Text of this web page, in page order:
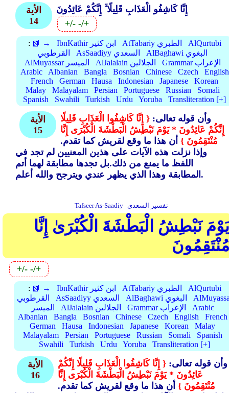
الأية
14
إِنَّا كَاشِفُو الْعَذَابِ قَلِيلًا ۚ إِنَّكُمْ عَائِدُونَ
+/- -/+
: 📗 → IbnKathir ابن كثير AtTabariy الطبري
AlQurtubi
القرطوبي
AsSaadiyy السعدي
AlBaghawi البغوي
AlMuyassar الميسر
AlJalalain الجلالين
Grammar الإعراب
Arabic
Albanian Bangla Bosnian Chinese Czech
English
French
German Hausa Indonesian Japanese
Korean
Malay
Malayalam Persian Portuguese Russian
Somali
Spanish
Swahili Turkish Urdu Yoruba Transliteration [+]
الأية
15
وأن قوله تعالى: { إِنَّا كَاشِفُوا الْعَذَابِ قَلِيلًا
إِنَّكُمْ عَائِدُونَ * يَوْمَ نَبْطِشُ الْبَطْشَةَ الْكُبْرَى إِنَّا
مُنْتَقِمُونَ }أن هذا ما وقع لقريش كما تقدم.
وإذا نزلت هذه الآيات على هذين المعنيين لم تجد في
اللفظ ما يمنع من ذلك.بل تجدها مطابقة لهما أتم
المطابقة وهذا الذي يظهر عندي ويترجح والله أعلم.
Tafseer As-Saadiy تفسير السعدي
نَبْطِشُ الْبَطْشَةَ الْكُبْرَىٰ إِنَّا
+/--/+
: 📗 → IbnKathir ابن كثير AtTabariy الطبري
AlQurtubi
القرطوبي
AsSaadiyy السعدي AlBaghawi البغوي
الميسر
AlJalalain الجلالين Grammar الإعراب
Arabic
Albanian
Bangla Bosnian Chinese Czech English
French
German
Hausa Indonesian Japanese Korean
Malay
Malayalam
Persian Portuguese Russian Somali
Spanish
Swahili
Turkish Urdu Yoruba Transliteration [+]
الأية
16
وأن قوله تعالى:{ إِنَّا كَاشِفُوا الْعَذَابِ قَلِيلًا إِنَّكُمْ
عَائِدُونَ * يَوْمَ نَبْطِشُ الْبَطْشَةَ الْكُبْرَى إِنَّا
مُنْتَقِمُونَ } أن هذا ما وقع لقريش كما تقدم.